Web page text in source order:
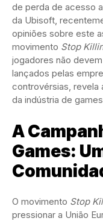
de perda de acesso
da Ubisoft,
opiniões sobre este
movimento Stop
jogadores não
lançados pelas
controvérsias, revela
da indústria de
A
Games:
O movimento Stop
pressionar a União